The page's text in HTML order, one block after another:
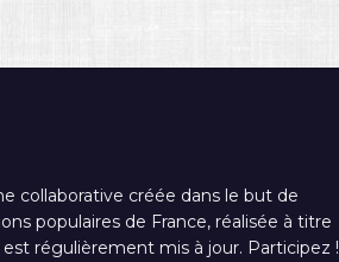
collaborative créée dans le but de
populaires de France, réalisée à titre
régulièrement mis à jour. Participez !